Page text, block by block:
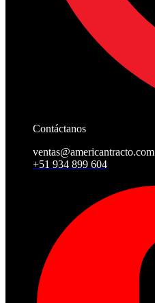
Contáctanos
ventas@americantracto.com
+51 934 899 604